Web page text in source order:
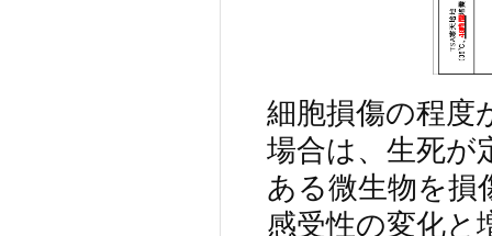
細胞損傷の程度
場合は、生死が
ある微生物を損
感受性の変化と